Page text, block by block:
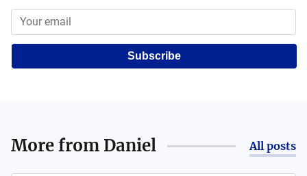
Subscribe
More from Daniel All posts